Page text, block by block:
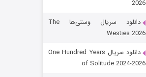
قسمت۶ (زیرنویس)
2026
دانلود سریال وستی‌ها The
Westies 2026
دانلود سریال One Hundred Years
of Solitude 2024-2026